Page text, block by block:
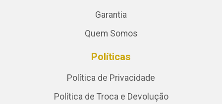
Garantia
Quem Somos
Políticas
Política de Privacidade
Política de Troca e Devolução